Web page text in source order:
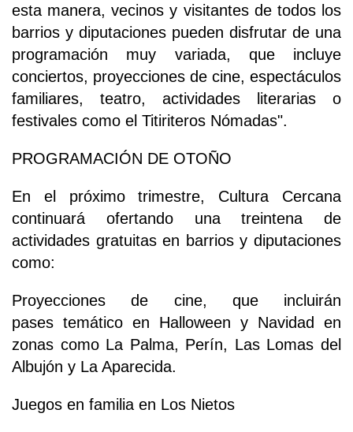
esta manera, vecinos y visitantes de todos los
barrios y diputaciones pueden disfrutar de una
programación muy variada, que incluye
conciertos, proyecciones de cine, espectáculos
familiares, teatro, actividades literarias o
festivales como el Titiriteros Nómadas".
PROGRAMACIÓN DE OTOÑO
En el próximo trimestre, Cultura Cercana
continuará ofertando una treintena de
actividades gratuitas en barrios y diputaciones
como:
Proyecciones de cine, que incluirán
pases temático en Halloween y Navidad en
zonas como La Palma, Perín, Las Lomas del
Albujón y La Aparecida.
Juegos en familia en Los Nietos